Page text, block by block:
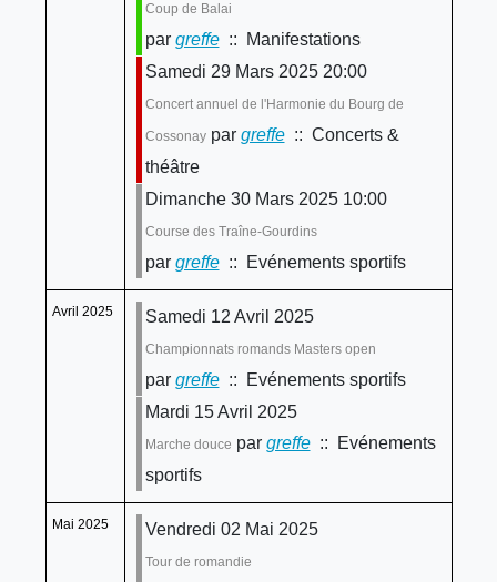
Coup de Balai
par greffe:: Manifestations
Samedi 29 Mars 2025 20:00
Concert annuel de l'Harmonie du Bourg de
Cossonaypar greffe:: Concerts &
théâtre
Dimanche 30 Mars 2025 10:00
Course des Traîne-Gourdins
par greffe:: Evénements sportifs
Avril 2025 Samedi 12 Avril 2025
Championnats romands Masters open
par greffe:: Evénements sportifs
Mardi 15 Avril 2025
Marche douce par greffe:: Evénements
sportifs
Mai 2025 Vendredi 02 Mai 2025
Tour de romandie